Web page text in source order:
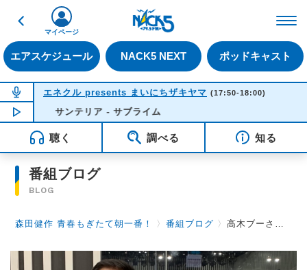
戻る
エアスケジュール NACK5 NEXT ポッドキャスト
マイページ
NOW ON AIR
エネクル presents まいにちザキヤマ (17:50-18:00)
NOW PLAYING 17:43
サンテリア - サブライム
聴く 調べる 知る
番組ブログ
BLOG
森田健作 青春もぎたて朝一番！ 〉番組ブログ 〉高木ブーさんが語る「ザ・ドリフターズ」、そして志村けんさん。